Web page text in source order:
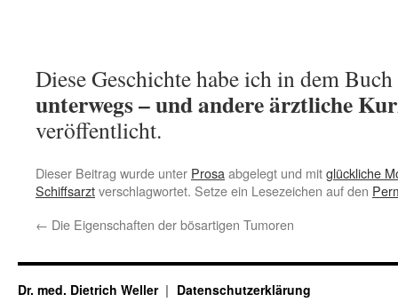
Diese Geschichte habe ich in dem Buch
unterwegs – und andere ärztliche
veröffentlicht.
Dieser Beitrag wurde unter Prosa abgelegt und mitglückliche
Schiffsarztverschlagwortet. Setze ein Lesezeichen auf den
← Die Eigenschaften der bösartigen Tumoren
Dr. med. Dietrich Weller Datenschutzerklärung